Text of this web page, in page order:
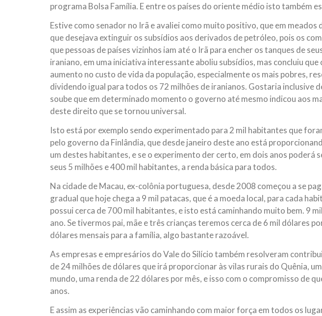
programa Bolsa Família. E entre os países do oriente médio isto também
Estive como senador no Irã e avaliei como muito positivo, que em meados
que desejava extinguir os subsídios aos derivados de petróleo, pois os
que pessoas de países vizinhos iam até o Irã para encher os tanques de
iraniano, em uma iniciativa interessante aboliu subsídios, mas concluiu
aumento no custo de vida da população, especialmente os mais pobres,
dividendo igual para todos os 72 milhões de iranianos. Gostaria inclusive
soube que em determinado momento o governo até mesmo indicou aos
deste direito que se tornou universal.
Isto está por exemplo sendo experimentado para 2 mil habitantes que
pelo governo da Finlândia, que desde janeiro deste ano está
um destes habitantes, e se o experimento der certo, em dois anos poderá
seus 5 milhões e 400 mil habitantes, a renda básica para todos.
Na cidade de Macau, ex-colônia portuguesa, desde 2008 começou a se
gradual que hoje chega a 9 mil patacas, que é a moeda local, para cada
possui cerca de 700 mil habitantes, e isto está caminhando muito bem. 9
ano. Se tivermos pai, mãe e três crianças teremos cerca de 6 mil dólares
dólares mensais para a família, algo bastante razoável.
As empresas e empresários do Vale do Silício também resolveram
de 24 milhões de dólares que irá proporcionar às vilas rurais do Quênia,
mundo, uma renda de 22 dólares por mês, e isso com o compromisso de
anos.
E assim as experiências vão caminhando com maior força em todos os